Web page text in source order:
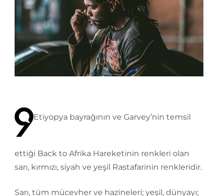
Etiyopya bayrağının ve Garvey’nin temsil
ettiği Back to Afrika Hareketinin renkleri olan
sarı, kırmızı, siyah ve yeşil Rastafarinin renkleridir.
Sarı, tüm mücevher ve hazineleri; yeşil, dünyayı;